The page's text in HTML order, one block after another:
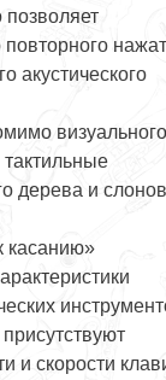
акустического
визуального
дерева и
касанию»
и скорости